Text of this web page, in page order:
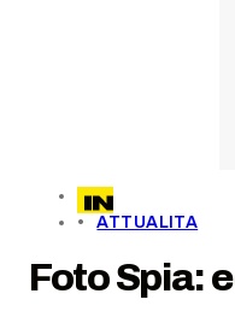
ATTUALITA
Foto Spia: